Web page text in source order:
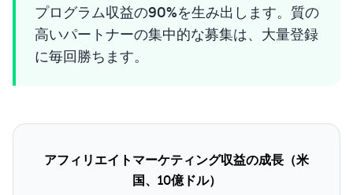
プログラム収益の90%を生み出します。質の
高いパートナーの集中的な募集は、大量登録
に毎回勝ちます。
アフィリエイトマーケティング収益の成長（米
国、10億ドル）